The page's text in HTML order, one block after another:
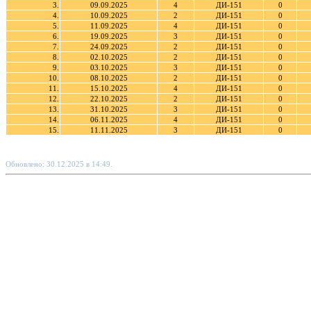
3.
09.09.2025 4 ДИ-151
0
4.
10.09.2025 2 ДИ-151
0
5.
11.09.2025 4 ДИ-151
0
6.
19.09.2025 3 ДИ-151
0
7.
24.09.2025 2 ДИ-151
0
8.
02.10.2025 2 ДИ-151
0
9.
03.10.2025 3 ДИ-151
0
10.
08.10.2025 2 ДИ-151
0
11.
15.10.2025 4 ДИ-151
0
12.
22.10.2025 2 ДИ-151
0
13.
31.10.2025 3 ДИ-151
0
14.
06.11.2025 4 ДИ-151
0
15.
11.11.2025 3 ДИ-151 0
Обновлено: 30.12.2025 в 14:49.